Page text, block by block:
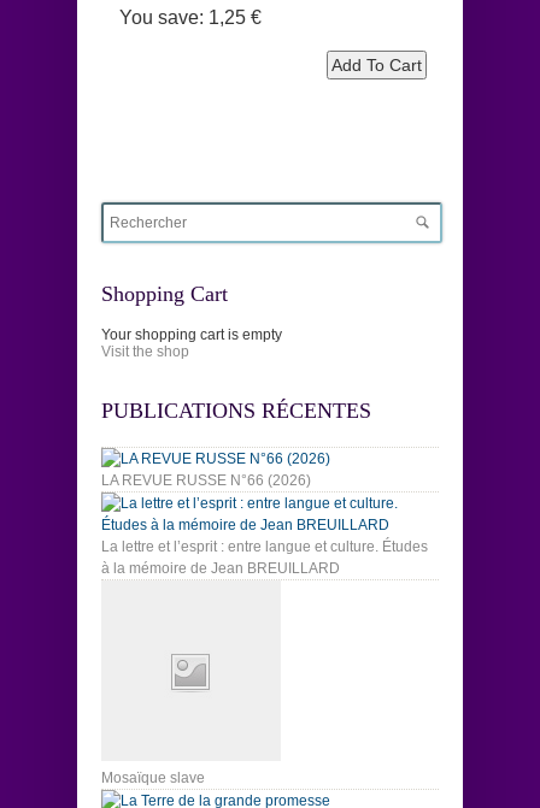
You save: 1,25 €
Shopping Cart
Your shopping cart is empty
Visit the shop
PUBLICATIONS RÉCENTES
LA REVUE RUSSE N°66 (2026)
La lettre et l’esprit : entre langue et culture. Études
à la mémoire de Jean BREUILLARD
Mosaïque slave